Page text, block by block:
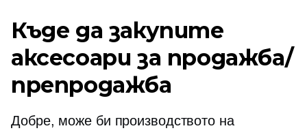
Къде да закупите
аксесоари за продажба/
препродажба
Добре, може би производството на